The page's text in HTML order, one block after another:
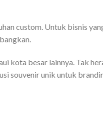
custom. Untuk bisnis
kota besar lainnya. Tak
souvenir unik untuk